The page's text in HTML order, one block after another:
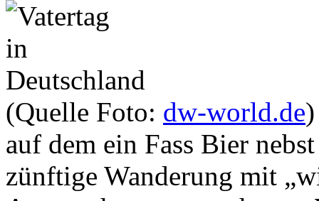
(Quelle Foto: dw-world.de)
auf dem ein Fass Bier
zünftige Wanderung mit